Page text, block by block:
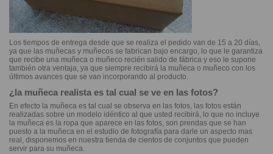
Los tiempos de entrega desde que se realiza el pedido van de 15 a 20 días,
ya que las muñecas y muñecos se fabrican bajo encargo, lo que le garantiza
que recibe una muñeca o muñeco recién salido de fábrica y eso le supone
también otra ventaja, ya que siempre recibirá la muñeca o muñeco con los
últimos avances que se van incorporando al producto.
¿la muñeca realista es tal cual se ve en las fotos?
En efecto la muñeca es tal cual se observa en las fotos, las fotos están
realizadas sobre un modelo idéntico al que usted recibirá, lo que no incluye
la muñeca es la ropa que aparece en las fotos, son prendas que se han
puesto a la muñeca en el estudio de fotografía para darle un aspecto mas
real, disponemos en nuestra tienda de cientos de conjuntos que pueden
servir para su muñeca.